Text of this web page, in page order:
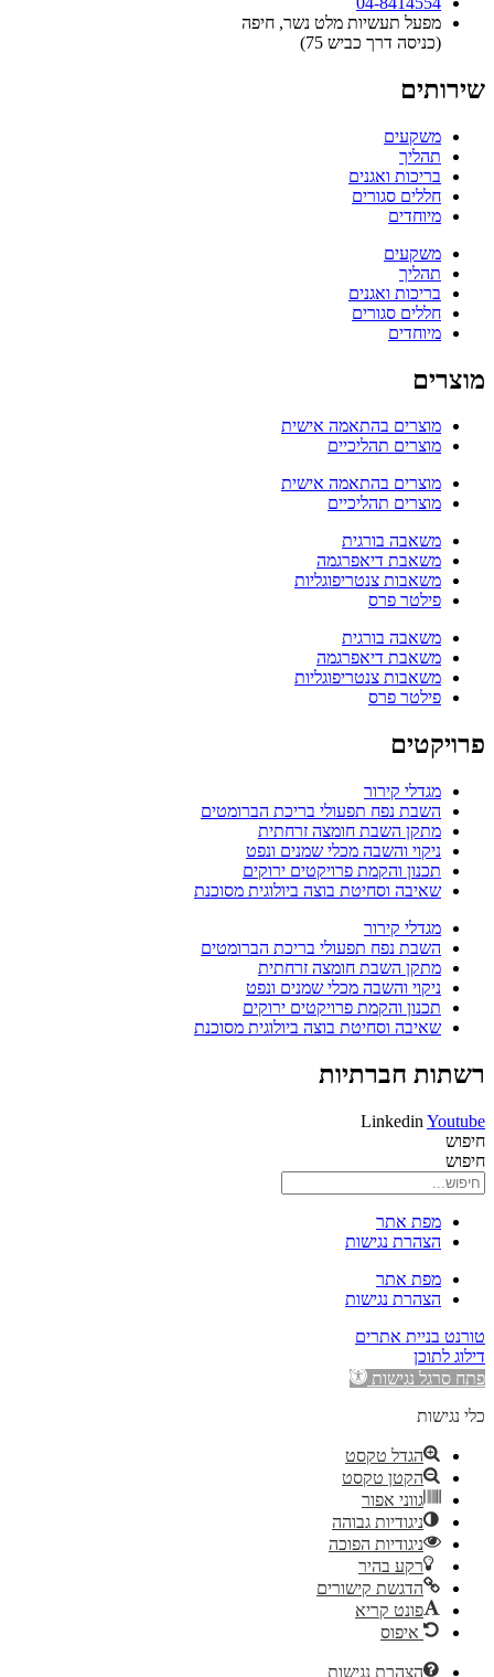
מפעל תעשיות מלט נשר, חיפה
(כניסה דרך כביש 75)
שירותים
משקעים
תהליך
בריכות ואגנים
חללים סגורים
מיוחדים
משקעים
תהליך
בריכות ואגנים
חללים סגורים
מיוחדים
מוצרים
מוצרים בהתאמה אישית
מוצרים תהליכיים
מוצרים בהתאמה אישית
מוצרים תהליכיים
משאבה בורגית
משאבת דיאפרגמה
משאבות צנטריפוגליות
פילטר פרס
משאבה בורגית
משאבת דיאפרגמה
משאבות צנטריפוגליות
פילטר פרס
פרויקטים
מגדלי קירור
השבת נפח תפעולי בריכת הברומטים
מתקן השבת חומצה זרחתית
ניקוי והשבה מכלי שמנים ונפט
תכנון והקמת פרויקטים ירוקים
שאיבה וסחיטת בוצה ביולוגית מסוכנת
מגדלי קירור
השבת נפח תפעולי בריכת הברומטים
מתקן השבת חומצה זרחתית
ניקוי והשבה מכלי שמנים ונפט
תכנון והקמת פרויקטים ירוקים
שאיבה וסחיטת בוצה ביולוגית מסוכנת
רשתות חברתיות
Linkedin Youtube
חיפוש
חיפוש
מפת אתר
הצהרת נגישות
מפת אתר
הצהרת נגישות
טורנט בניית אתרים
דילוג לתוכן
פתח סרגל נגישות
כלי נגישות
הגדל טקסט
הקטן טקסט
גווני אפור
ניגודיות גבוהה
ניגודיות הפוכה
רקע בהיר
הדגשת קישורים
פונט קריא
איפוס
הצהרת נגישות